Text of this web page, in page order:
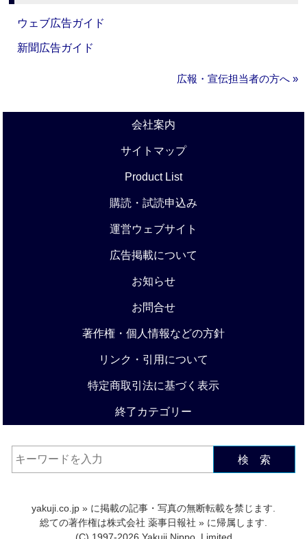
ウェブ広告ガイド
新聞広告ガイド
広報・宣伝担当者の方へ »
会社案内
サイトマップ
Product List
購読・試読申込み
運営ウェブサイト
広告掲載について
お知らせ
お問合せ
著作権・個人情報などの方針
リンク・引用について
特定商取引法に基づく表示
終了カテゴリー
検 索
yakuji.co.jp » に掲載の記事・写真の無断転載を禁じます.
総ての著作権は株式会社 薬事日報社 » に帰属します.